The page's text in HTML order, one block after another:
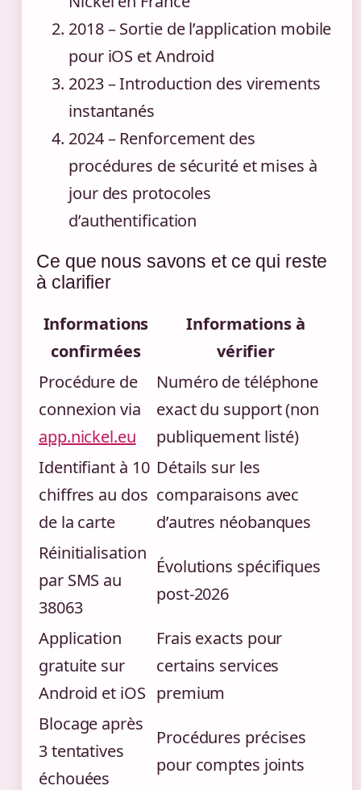
2018– Sortie de l’application mobile
pour iOS et Android
2023– Introduction des virements
instantanés
2024– Renforcement des
procédures de sécurité et mises à
jour des protocoles
d’authentification
Ce que nous savons et ce qui reste
à clarifier
Informations
confirmées
Informations à
vérifier
Procédure de
connexion via
app.nickel.eu
Numéro de téléphone
exact du support (non
publiquement listé)
Identifiant à 10
chiffres au dos
de la carte
Détails sur les
comparaisons avec
d’autres néobanques
Réinitialisation
par SMS au
38063
Évolutions spécifiques
post-2026
Application
gratuite sur
Android et iOS
Frais exacts pour
certains services
premium
Blocage après
3 tentatives
échouées
Procédures précises
pour comptes joints